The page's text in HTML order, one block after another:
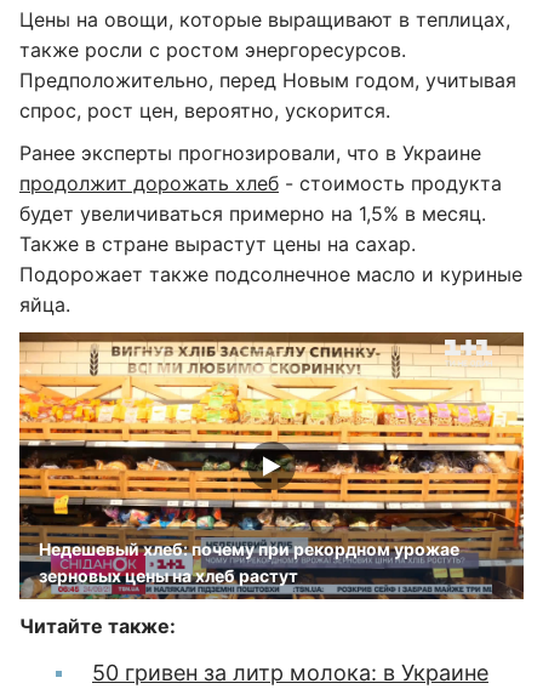
Цены на овощи, которые выращивают в теплицах,
также росли с ростом энергоресурсов.
Предположительно, перед Новым годом, учитывая
спрос, рост цен, вероятно, ускорится.
Ранее эксперты прогнозировали, что в Украине
продолжит дорожать хлеб - стоимость продукта
будет увеличиваться примерно на 1,5% в месяц.
Также в стране вырастут цены на сахар.
Подорожает также подсолнечное масло и куриные
яйца.
Недешевый хлеб: почему при рекордном урожае
зерновых цены на хлеб растут
Читайте также:
50 гривен за литр молока: в Украине